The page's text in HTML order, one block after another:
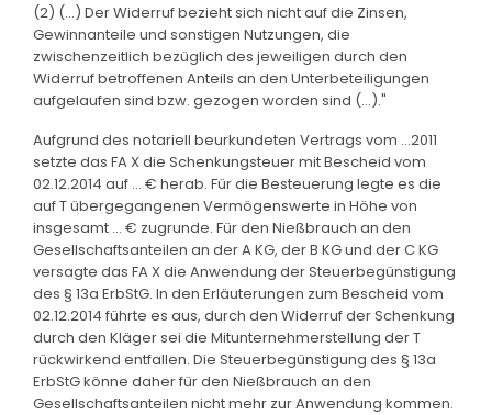
(2) (...) Der Widerruf bezieht sich nicht auf die Zinsen,
Gewinnanteile und sonstigen Nutzungen, die
zwischenzeitlich bezüglich des jeweiligen durch den
Widerruf betroffenen Anteils an den Unterbeteiligungen
aufgelaufen sind bzw. gezogen worden sind (...)."
Aufgrund des notariell beurkundeten Vertrags vom ...2011
setzte das FA X die Schenkungsteuer mit Bescheid vom
02.12.2014 auf ... € herab. Für die Besteuerung legte es die
auf T übergegangenen Vermögenswerte in Höhe von
insgesamt ... € zugrunde. Für den Nießbrauch an den
Gesellschaftsanteilen an der A KG, der B KG und der C KG
versagte das FA X die Anwendung der Steuerbegünstigung
des § 13a ErbStG. In den Erläuterungen zum Bescheid vom
02.12.2014 führte es aus, durch den Widerruf der Schenkung
durch den Kläger sei die Mitunternehmerstellung der T
rückwirkend entfallen. Die Steuerbegünstigung des § 13a
ErbStG könne daher für den Nießbrauch an den
Gesellschaftsanteilen nicht mehr zur Anwendung kommen.